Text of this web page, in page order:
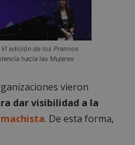
edición de los Premios
hacia las Mujeres
vieron
dar visibilidad a la
. De esta forma,